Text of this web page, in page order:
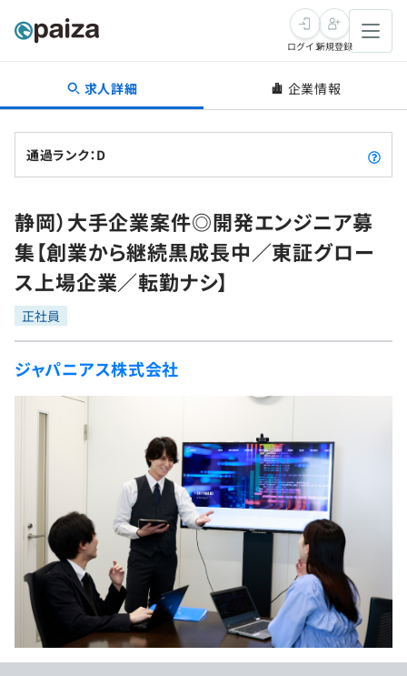
転職・キャリア
転職成功ガイド
転職エージェント
インタビュー
転職成功ガイド
新卒就活
求人検索
本選考
インターン
新卒エージェント
イベント・セミナー
就活成功ガイド
学習
問題集
4択課題
個人向けプラン
法人向けプラン
学校向けプラン
プログラミング言語
評価結果一覧
ゲーム・マンガ
Tech Team Journal
paiza times
paizaとは？
ログイン新規登録
求人詳細 企業情報
通過ランク：D
静岡）大手企業案件◎開発エンジニア募
集【創業から継続黒成長中／東証グロー
ス上場企業／転勤ナシ】
正社員
ジャパニアス株式会社